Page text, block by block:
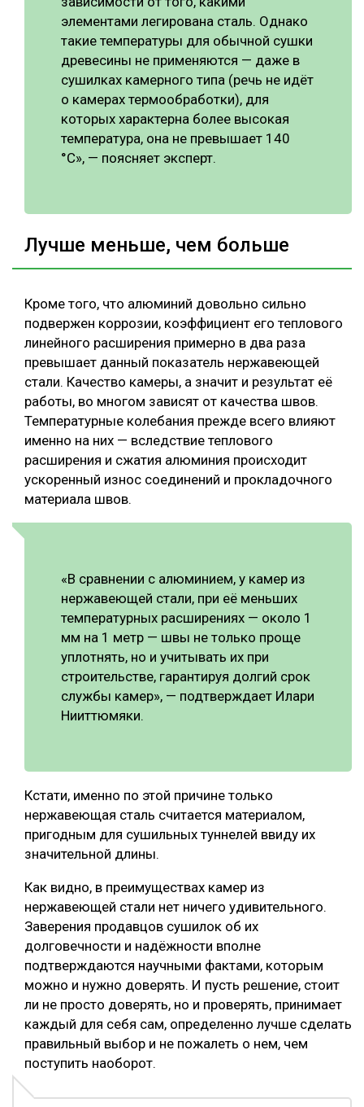
элементами легирована сталь. Однако
такие температуры для обычной сушки
древесины не применяются — даже в
сушилках камерного типа (речь не идёт
о камерах термообработки), для
которых характерна более высокая
температура, она не превышает 140
°С», — поясняет эксперт.
Лучше меньше, чем больше
Кроме того, что алюминий довольно сильно
подвержен коррозии, коэффициент его теплового
линейного расширения примерно в два раза
превышает данный показатель нержавеющей
стали. Качество камеры, а значит и результат её
работы, во многом зависят от качества швов.
Температурные колебания прежде всего влияют
именно на них — вследствие теплового
расширения и сжатия алюминия происходит
ускоренный износ соединений и прокладочного
материала швов.
«В сравнении с алюминием, у камер из
нержавеющей стали, при её меньших
температурных расширениях — около 1
мм на 1 метр — швы не только проще
уплотнять, но и учитывать их при
строительстве, гарантируя долгий срок
службы камер», — подтверждает Илари
Нииттюмяки.
Кстати, именно по этой причине только
нержавеющая сталь считается материалом,
пригодным для сушильных туннелей ввиду их
значительной длины.
Как видно, в преимуществах камер из
нержавеющей стали нет ничего удивительного.
Заверения продавцов сушилок об их
долговечности и надёжности вполне
подтверждаются научными фактами, которым
можно и нужно доверять. И пусть решение, стоит
ли не просто доверять, но и проверять, принимает
каждый для себя сам, определенно лучше сделать
правильный выбор и не пожалеть о нем, чем
поступить наоборот.